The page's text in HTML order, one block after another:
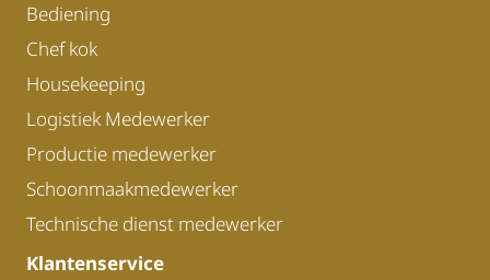
Bediening
Chef kok
Housekeeping
Logistiek Medewerker
Productie medewerker
Schoonmaakmedewerker
Technische dienst medewerker
Klantenservice